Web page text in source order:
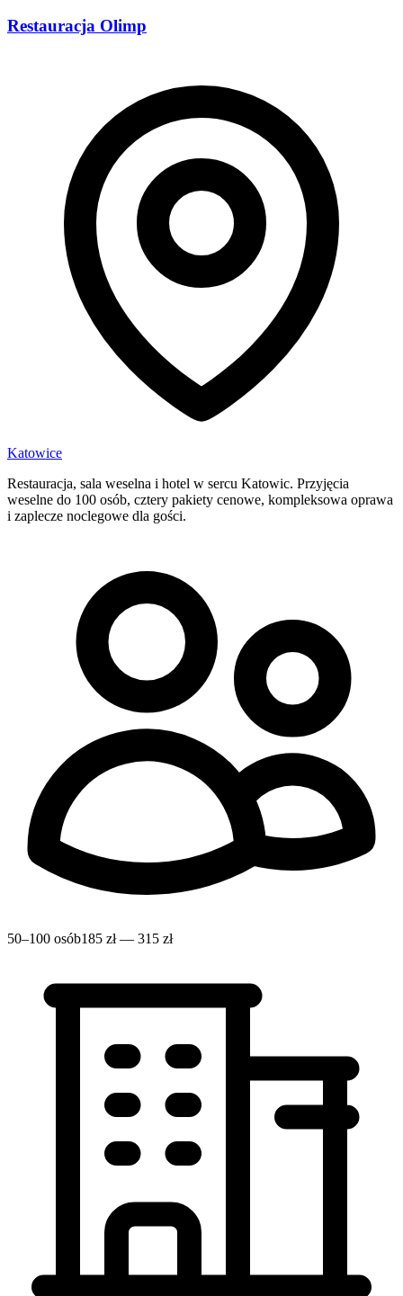
Restauracja Olimp
Katowice
Restauracja, sala weselna i hotel w sercu Katowic. Przyjęcia
weselne do 100 osób, cztery pakiety cenowe, kompleksowa oprawa
i zaplecze noclegowe dla gości.
50–100 osób185 zł — 315 zł